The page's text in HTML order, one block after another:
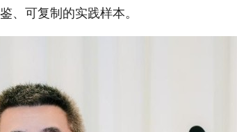
、可复制的实践样本。